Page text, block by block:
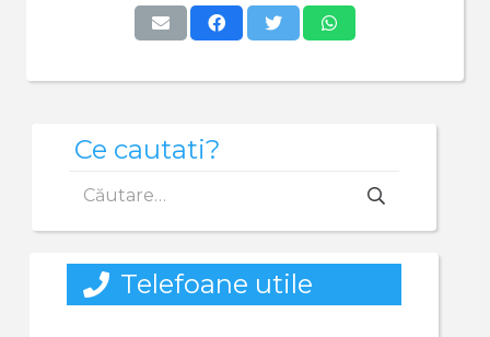
Ce cautati?
după:
Telefoane utile